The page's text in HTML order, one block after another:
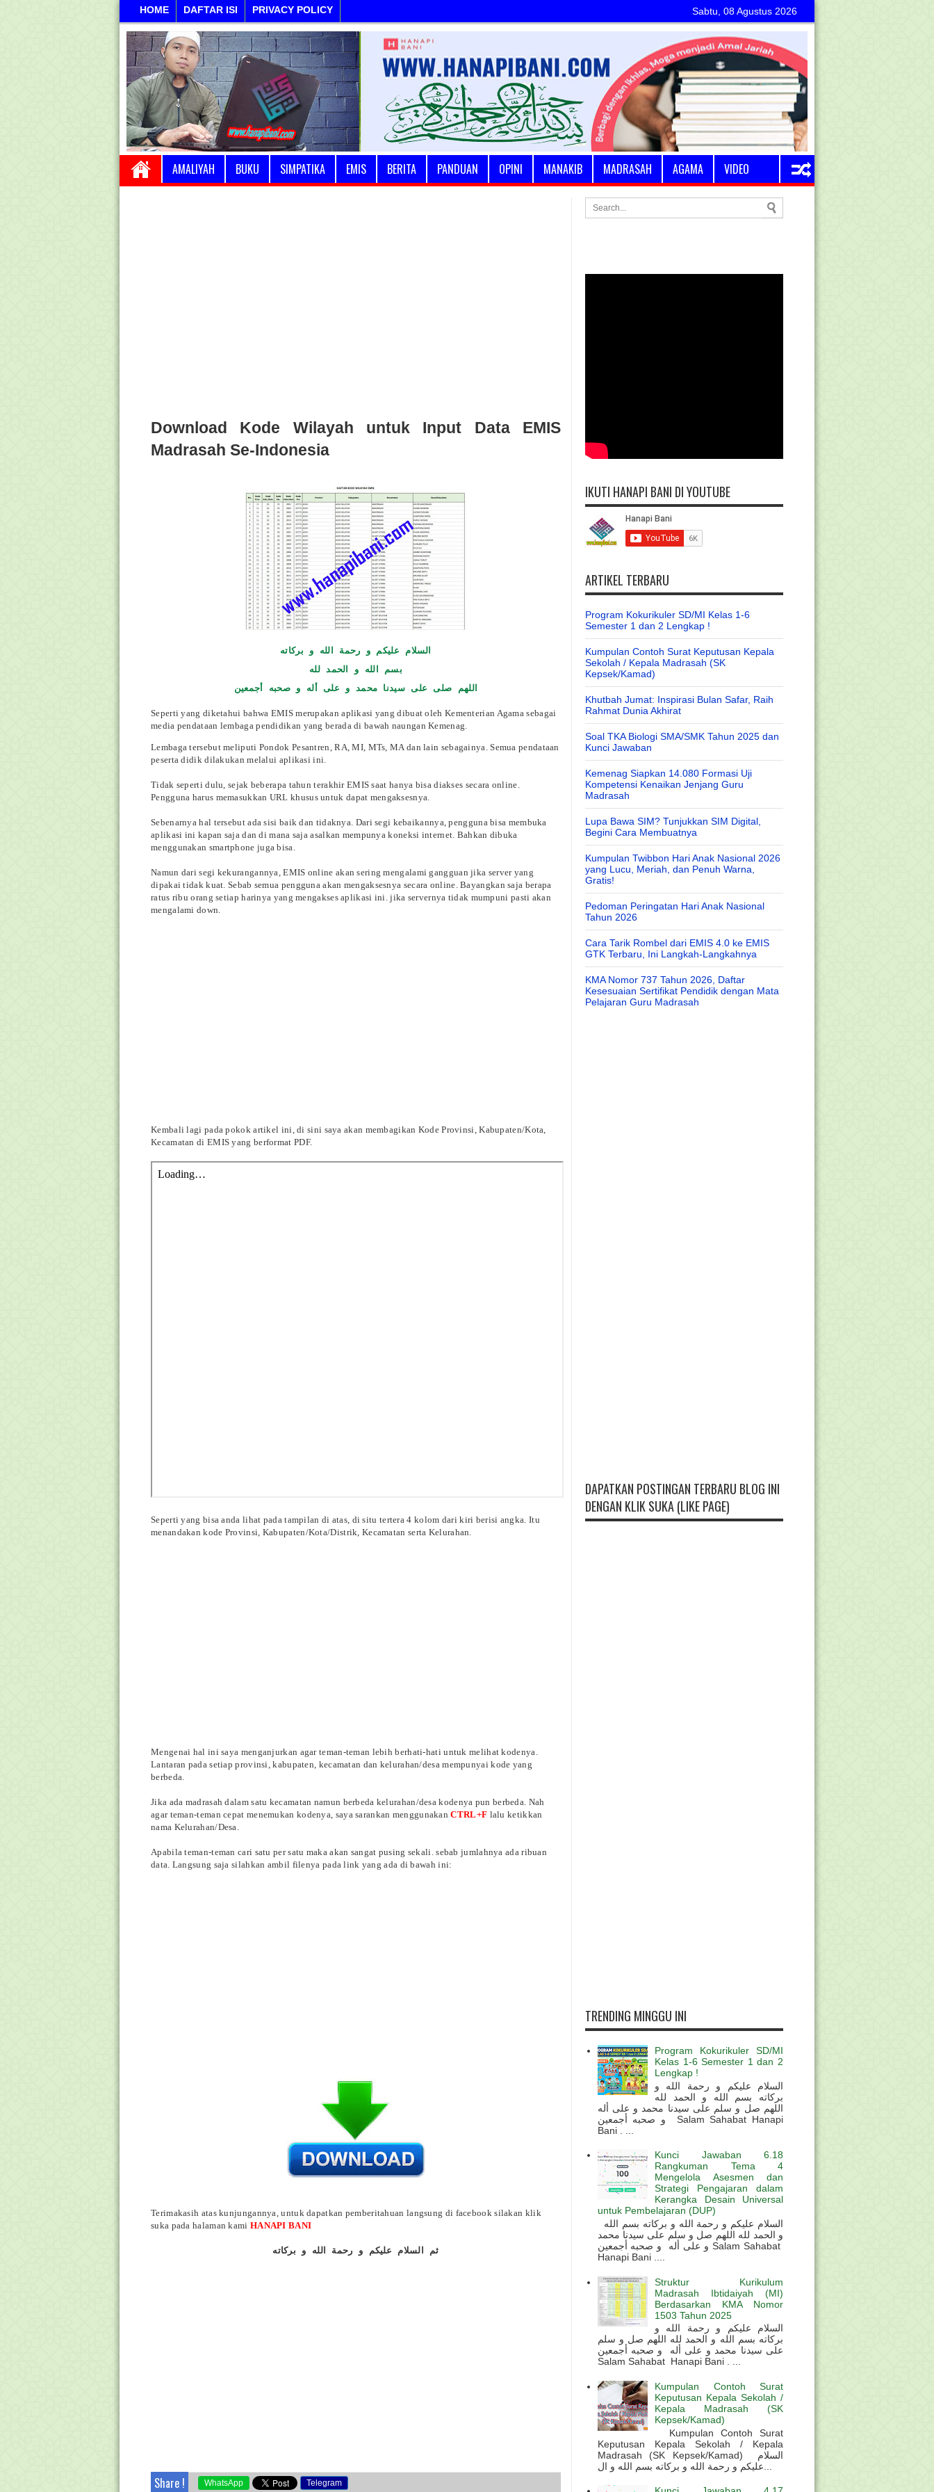
HOME DAFTAR ISI PRIVACY POLICY Sabtu, 08 Agustus 2026
AMALIYAH BUKU SIMPATIKA EMIS BERITA PANDUAN OPINI MANAKIB MADRASAH AGAMA VIDEO
Download Kode Wilayah untuk Input Data EMIS
Madrasah Se-Indonesia
السلام عليكم و رحمة الله و بركاته
بسم الله و الحمد لله
اللهم صلى على سيدنا محمد و على أله و صحبه أجمعين
Seperti yang diketahui bahwa EMIS merupakan aplikasi yang dibuat oleh Kementerian Agama sebagai
media pendataan lembaga pendidikan yang berada di bawah naungan Kemenag.
Lembaga tersebut meliputi Pondok Pesantren, RA, MI, MTs, MA dan lain sebagainya. Semua pendataan
peserta didik dilakukan melalui aplikasi ini.
Tidak seperti dulu, sejak beberapa tahun terakhir EMIS saat hanya bisa diakses secara online.
Pengguna harus memasukkan URL khusus untuk dapat mengaksesnya.
Sebenarnya hal tersebut ada sisi baik dan tidaknya. Dari segi kebaikannya, pengguna bisa membuka
aplikasi ini kapan saja dan di mana saja asalkan mempunya koneksi internet. Bahkan dibuka
menggunakan smartphone juga bisa.
Namun dari segi kekurangannya, EMIS online akan sering mengalami gangguan jika server yang
dipakai tidak kuat. Sebab semua pengguna akan mengaksesnya secara online. Bayangkan saja berapa
ratus ribu orang setiap harinya yang mengakses aplikasi ini. jika servernya tidak mumpuni pasti akan
mengalami down.
Kembali lagi pada pokok artikel ini, di sini saya akan membagikan Kode Provinsi, Kabupaten/Kota,
Kecamatan di EMIS yang berformat PDF.
Seperti yang bisa anda lihat pada tampilan di atas, di situ tertera 4 kolom dari kiri berisi angka. Itu
menandakan kode Provinsi, Kabupaten/Kota/Distrik, Kecamatan serta Kelurahan.
Mengenai hal ini saya menganjurkan agar teman-teman lebih berhati-hati untuk melihat kodenya.
Lantaran pada setiap provinsi, kabupaten, kecamatan dan kelurahan/desa mempunyai kode yang
berbeda.
Jika ada madrasah dalam satu kecamatan namun berbeda kelurahan/desa kodenya pun berbeda. Nah
agar teman-teman cepat menemukan kodenya, saya sarankan menggunakanCTRL+F lalu ketikkan
nama Kelurahan/Desa.
Apabila teman-teman cari satu per satu maka akan sangat pusing sekali. sebab jumlahnya ada ribuan
data. Langsung saja silahkan ambil filenya pada link yang ada di bawah ini:
Terimakasih atas kunjungannya, untuk dapatkan pemberitahuan langsung di facebook silakan klik
suka pada halaman kami HANAPI BANI
ثم السلام عليكم و رحمة الله و بركاته
Share ! WhatsApp Telegram
IKUTI HANAPI BANI DI YOUTUBE
ARTIKEL TERBARU
Program Kokurikuler SD/MI Kelas 1-6
Semester 1 dan 2 Lengkap !
Kumpulan Contoh Surat Keputusan Kepala
Sekolah / Kepala Madrasah (SK
Kepsek/Kamad)
Khutbah Jumat: Inspirasi Bulan Safar, Raih
Rahmat Dunia Akhirat
Soal TKA Biologi SMA/SMK Tahun 2025 dan
Kunci Jawaban
Kemenag Siapkan 14.080 Formasi Uji
Kompetensi Kenaikan Jenjang Guru
Madrasah
Lupa Bawa SIM? Tunjukkan SIM Digital,
Begini Cara Membuatnya
Kumpulan Twibbon Hari Anak Nasional 2026
yang Lucu, Meriah, dan Penuh Warna,
Gratis!
Pedoman Peringatan Hari Anak Nasional
Tahun 2026
Cara Tarik Rombel dari EMIS 4.0 ke EMIS
GTK Terbaru, Ini Langkah-Langkahnya
KMA Nomor 737 Tahun 2026, Daftar
Kesesuaian Sertifikat Pendidik dengan Mata
Pelajaran Guru Madrasah
DAPATKAN POSTINGAN TERBARU BLOG INI
DENGAN KLIK SUKA (LIKE PAGE)
TRENDING MINGGU INI
Program Kokurikuler SD/MI
Kelas 1-6 Semester 1 dan 2
Lengkap !
السلام عليكم و رحمة الله و
بركاته بسم الله و الحمد لله
اللهم صل و سلم على سيدنا محمد و على أله
و صحبه أجمعين Salam Sahabat Hanapi
Bani . ...
Kunci Jawaban 6.18
Rangkuman Tema 4
Mengelola Asesmen dan
Strategi Pengajaran dalam
Kerangka Desain Universal
untuk Pembelajaran (DUP)
و الحمد لله اللهم صل و سلم على سيدنا محمد
و على أله و صحبه أجمعين Salam Sahabat
Hanapi Bani ....
Struktur Kurikulum
Madrasah Ibtidaiyah (MI)
Berdasarkan KMA Nomor
1503 Tahun 2025
السلام عليكم و رحمة الله و
بركاته بسم الله و الحمد لله اللهم صل و سلم
على سيدنا محمد و على أله و صحبه أجمعين
Salam Sahabat Hanapi Bani . ...
Kumpulan Contoh Surat
Keputusan Kepala Sekolah /
Kepala Madrasah (SK
Kepsek/Kamad)
Kumpulan Contoh Surat
Keputusan Kepala Sekolah / Kepala
Madrasah (SK Kepsek/Kamad) السلام